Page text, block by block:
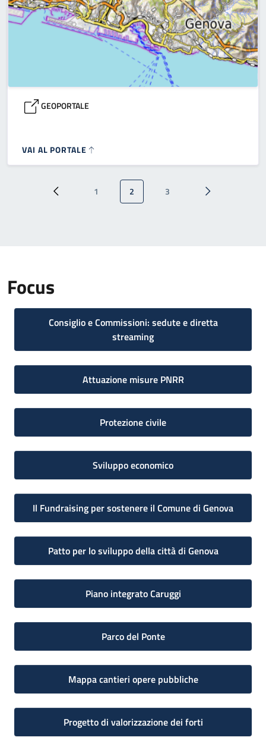
GEOPORTALE
VAI AL PORTALE
Paginazione
Pagina precedente
Pagina
1 Pagina attuale
2 Pagina
3 Pagina
Focus
Consiglio e Commissioni: sedute e diretta
streaming
Attuazione misure PNRR
Protezione civile
Sviluppo economico
Il Fundraising per sostenere il Comune di Genova
Patto per lo sviluppo della città di Genova
Piano integrato Caruggi
Parco del Ponte
Mappa cantieri opere pubbliche
Progetto di valorizzazione dei forti